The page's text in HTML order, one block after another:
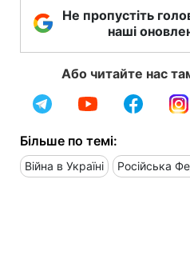
Не пропустіть
наші
Або читайте нас
Більше по темі:
Війна в Україні Російська